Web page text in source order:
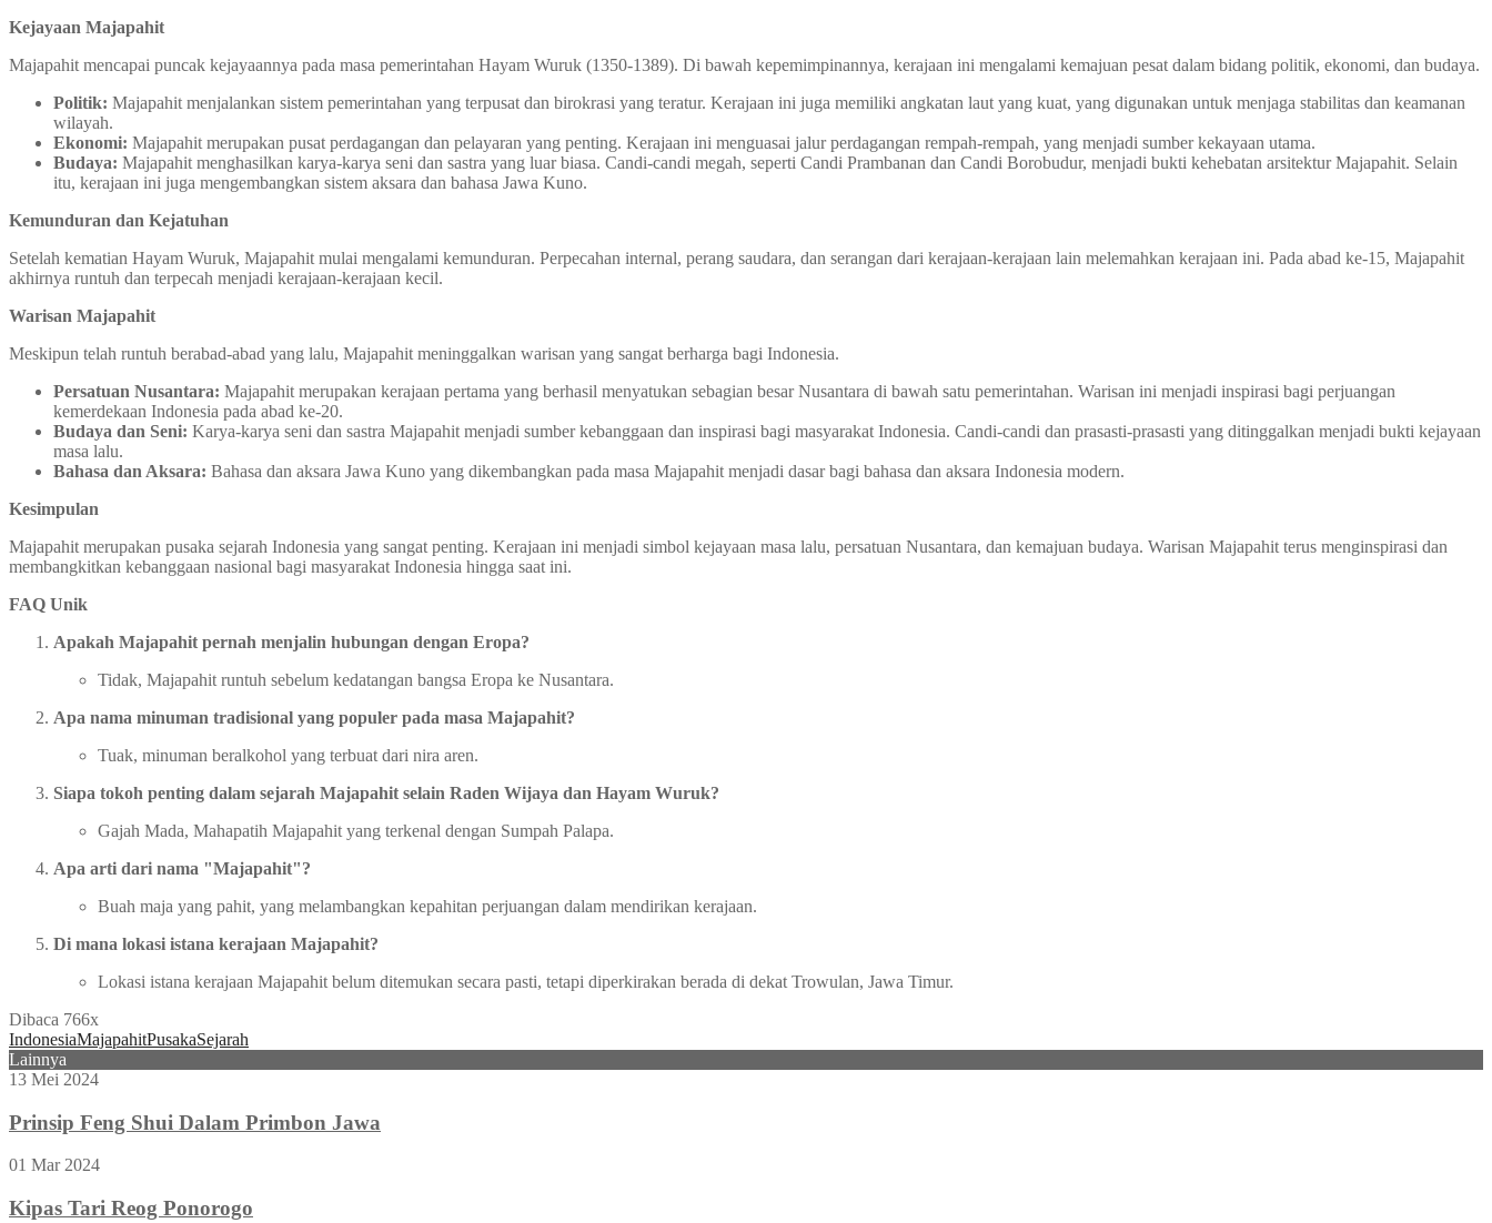
Kejayaan Majapahit
Majapahit mencapai puncak kejayaannya pada masa pemerintahan Hayam Wuruk (1350-1389). Di bawah kepemimpinannya, kerajaan ini mengalami kemajuan pesat dalam bidang politik, ekonomi, dan budaya.
Politik: Majapahit menjalankan sistem pemerintahan yang terpusat dan birokrasi yang teratur. Kerajaan ini juga memiliki angkatan laut yang kuat, yang digunakan untuk menjaga stabilitas dan keamanan
wilayah.
Ekonomi: Majapahit merupakan pusat perdagangan dan pelayaran yang penting. Kerajaan ini menguasai jalur perdagangan rempah-rempah, yang menjadi sumber kekayaan utama.
Budaya: Majapahit menghasilkan karya-karya seni dan sastra yang luar biasa. Candi-candi megah, seperti Candi Prambanan dan Candi Borobudur, menjadi bukti kehebatan arsitektur Majapahit. Selain
itu, kerajaan ini juga mengembangkan sistem aksara dan bahasa Jawa Kuno.
Kemunduran dan Kejatuhan
Setelah kematian Hayam Wuruk, Majapahit mulai mengalami kemunduran. Perpecahan internal, perang saudara, dan serangan dari kerajaan-kerajaan lain melemahkan kerajaan ini. Pada abad ke-15, Majapahit
akhirnya runtuh dan terpecah menjadi kerajaan-kerajaan kecil.
Warisan Majapahit
Meskipun telah runtuh berabad-abad yang lalu, Majapahit meninggalkan warisan yang sangat berharga bagi Indonesia.
Persatuan Nusantara: Majapahit merupakan kerajaan pertama yang berhasil menyatukan sebagian besar Nusantara di bawah satu pemerintahan. Warisan ini menjadi inspirasi bagi perjuangan
kemerdekaan Indonesia pada abad ke-20.
Budaya dan Seni: Karya-karya seni dan sastra Majapahit menjadi sumber kebanggaan dan inspirasi bagi masyarakat Indonesia. Candi-candi dan prasasti-prasasti yang ditinggalkan menjadi bukti kejayaan
masa lalu.
Bahasa dan Aksara: Bahasa dan aksara Jawa Kuno yang dikembangkan pada masa Majapahit menjadi dasar bagi bahasa dan aksara Indonesia modern.
Kesimpulan
Majapahit merupakan pusaka sejarah Indonesia yang sangat penting. Kerajaan ini menjadi simbol kejayaan masa lalu, persatuan Nusantara, dan kemajuan budaya. Warisan Majapahit terus menginspirasi dan
membangkitkan kebanggaan nasional bagi masyarakat Indonesia hingga saat ini.
FAQ Unik
Apakah Majapahit pernah menjalin hubungan dengan Eropa?
Tidak, Majapahit runtuh sebelum kedatangan bangsa Eropa ke Nusantara.
Apa nama minuman tradisional yang populer pada masa Majapahit?
Tuak, minuman beralkohol yang terbuat dari nira aren.
Siapa tokoh penting dalam sejarah Majapahit selain Raden Wijaya dan Hayam Wuruk?
Gajah Mada, Mahapatih Majapahit yang terkenal dengan Sumpah Palapa.
Apa arti dari nama "Majapahit"?
Buah maja yang pahit, yang melambangkan kepahitan perjuangan dalam mendirikan kerajaan.
Di mana lokasi istana kerajaan Majapahit?
Lokasi istana kerajaan Majapahit belum ditemukan secara pasti, tetapi diperkirakan berada di dekat Trowulan, Jawa Timur.
Dibaca 766x
IndonesiaMajapahitPusakaSejarah
Lainnya
13 Mei 2024
Prinsip Feng Shui Dalam Primbon Jawa
01 Mar 2024
Kipas Tari Reog Ponorogo